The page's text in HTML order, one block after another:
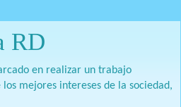
RD
en realizar un trabajo
mejores intereses de la sociedad,